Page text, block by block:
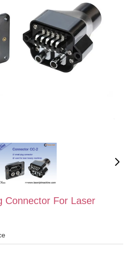
Connector For Laser